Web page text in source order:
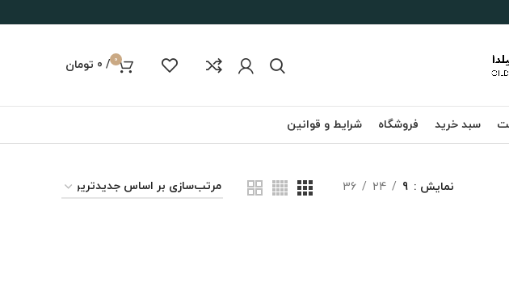
0
/
0 تومان
سبد خرید فروشگاه شرایط و قوانین
نمایش 9
24
36